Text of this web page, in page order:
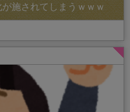
施されてしまうｗｗｗ